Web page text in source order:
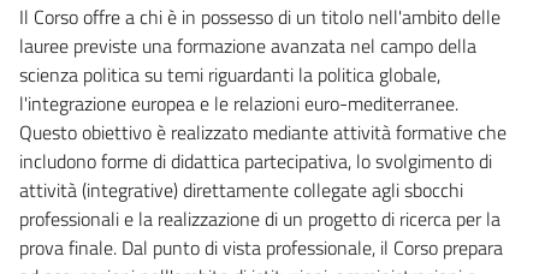
Il Corso offre a chi è in possesso di un titolo nell'ambito delle
lauree previste una formazione avanzata nel campo della
scienza politica su temi riguardanti la politica globale,
l'integrazione europea e le relazioni euro-mediterranee.
Questo obiettivo è realizzato mediante attività formative che
includono forme di didattica partecipativa, lo svolgimento di
attività (integrative) direttamente collegate agli sbocchi
professionali e la realizzazione di un progetto di ricerca per la
prova finale. Dal punto di vista professionale, il Corso prepara